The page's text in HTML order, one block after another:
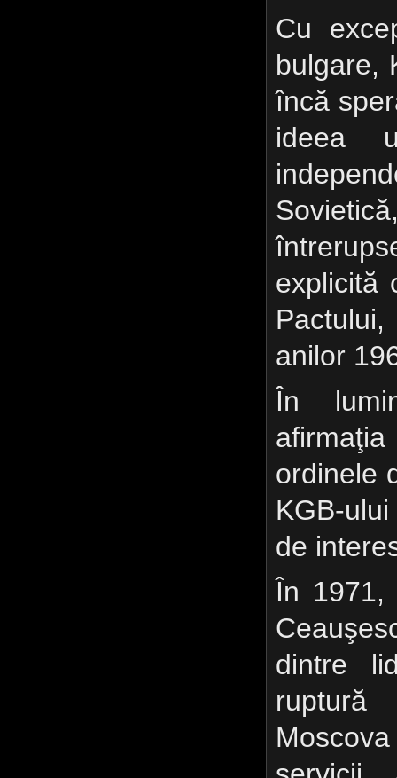
Cu
bulgare,
încă
ideea
explicită
anilor
În
ordinele
KGB-
de
În 1971,
dintre